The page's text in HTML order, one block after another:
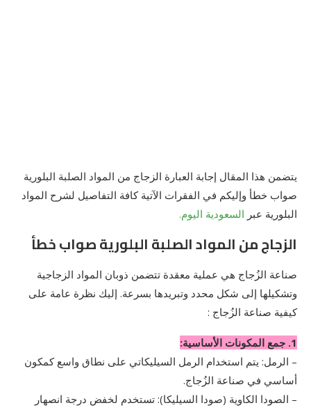
يتضمن هذا المقال إجابة العبارة الزجاج من المواد الصلبة البلورية
صواب خطأ وإليكم في الفقرات الآتية كافة التفاصيل لشرح المواد
البلورية عبر السعودية اليوم.
الزجاج من المواد الصلبة البلورية صواب خطأ
صناعة الزُجاج هي عملية معقدة تتضمن ذوبان المواد الزجاجية
وتشكيلها إلى شكل محدد وتبريدها بسرعة. إليك نظرة عامة على
كيفية صناعة الزُجاج :
1. جمع المكونات الأساسية:
– الرمل: يتم استخدام الرمل السيليكاتي على نطاق واسع كمكون
أساسي في صناعة الزُجاج.
– الصودا الكاوية (صودا السيليكا): تستخدم لخفض درجة انصهار